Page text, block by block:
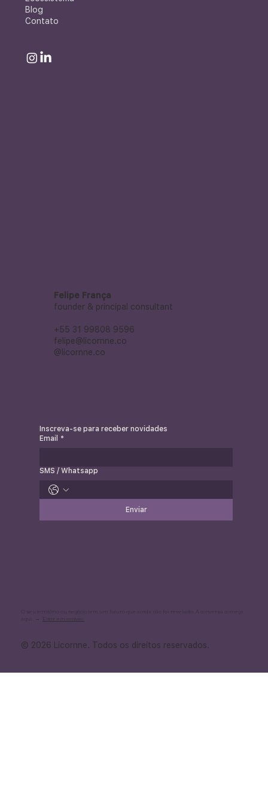
Felipe França
founder & principal consultant
+55 31 99808 9596
felipe@licornne.co
@licornne.co
Blog
Contato
Inscreva-se para receber novidades
Email
*
SMS / Whatsapp
Enviar
O seu território ou negócio tem um futuro que ainda não foi revelado. A conversa começa
aqui. → Entre em contato.
© 2026 Licornne. Todos os direitos reservados.